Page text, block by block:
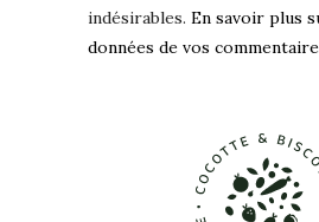
indésirables. En savoir plus
données de vos